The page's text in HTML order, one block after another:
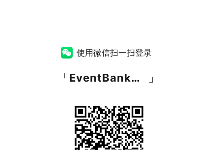
使用微信扫一扫登录
「 EventBank捷会易 」